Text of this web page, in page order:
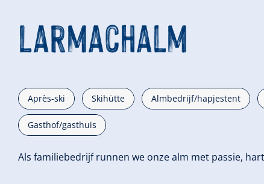
Larmachalm
Après-ski Skihütte Almbedrijf/hapjestent
Gasthof/gasthuis
Als familiebedrijf runnen we onze alm met passie,